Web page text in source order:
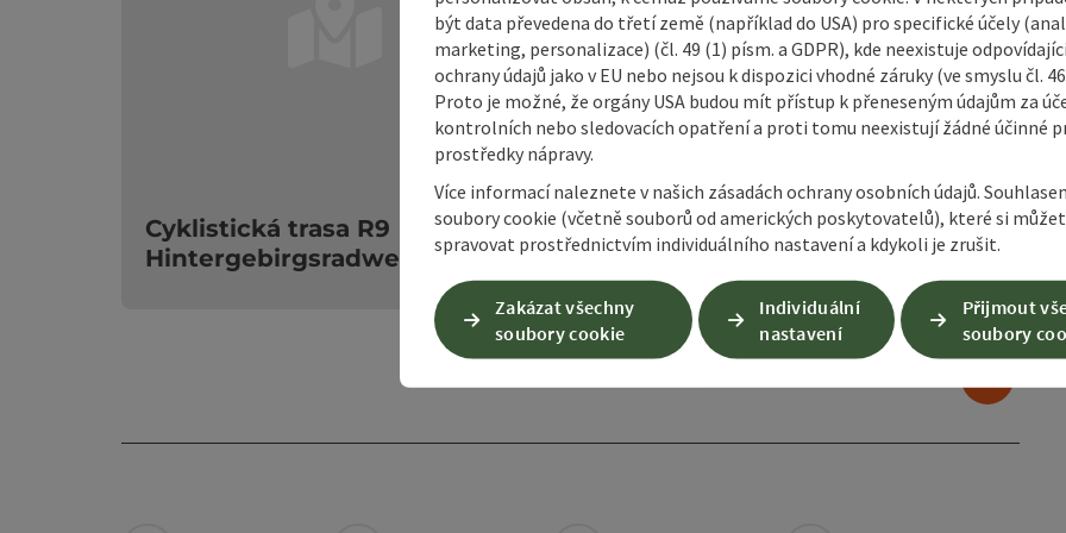
otevřít copyright
Cyklistická trasa R9
Hintergebirgsradweg
otevřít
Okruh po Hintergebirge přes
vrchol Hirschkogel
být data převedena do třetí země (například do USA) pro specifické účely
marketing, personalizace) (čl. 49 (1) písm. a GDPR), kde neexistuje
ochrany údajů jako v EU nebo nejsou k dispozici vhodné záruky (ve smyslu čl. 46
Proto je možné, že orgány USA budou mít přístup k přeneseným údajům za
kontrolních nebo sledovacích opatření a proti tomu neexistují žádné účinné
prostředky nápravy.
Více informací naleznete v našich zásadách ochrany osobních údajů.
soubory cookie (včetně souborů od amerických poskytovatelů), které si
spravovat prostřednictvím individuálního nastavení a kdykoli je zrušit.
Zakázat všechny
soubory cookie
Individuální
nastavení
Přijmout
soubory